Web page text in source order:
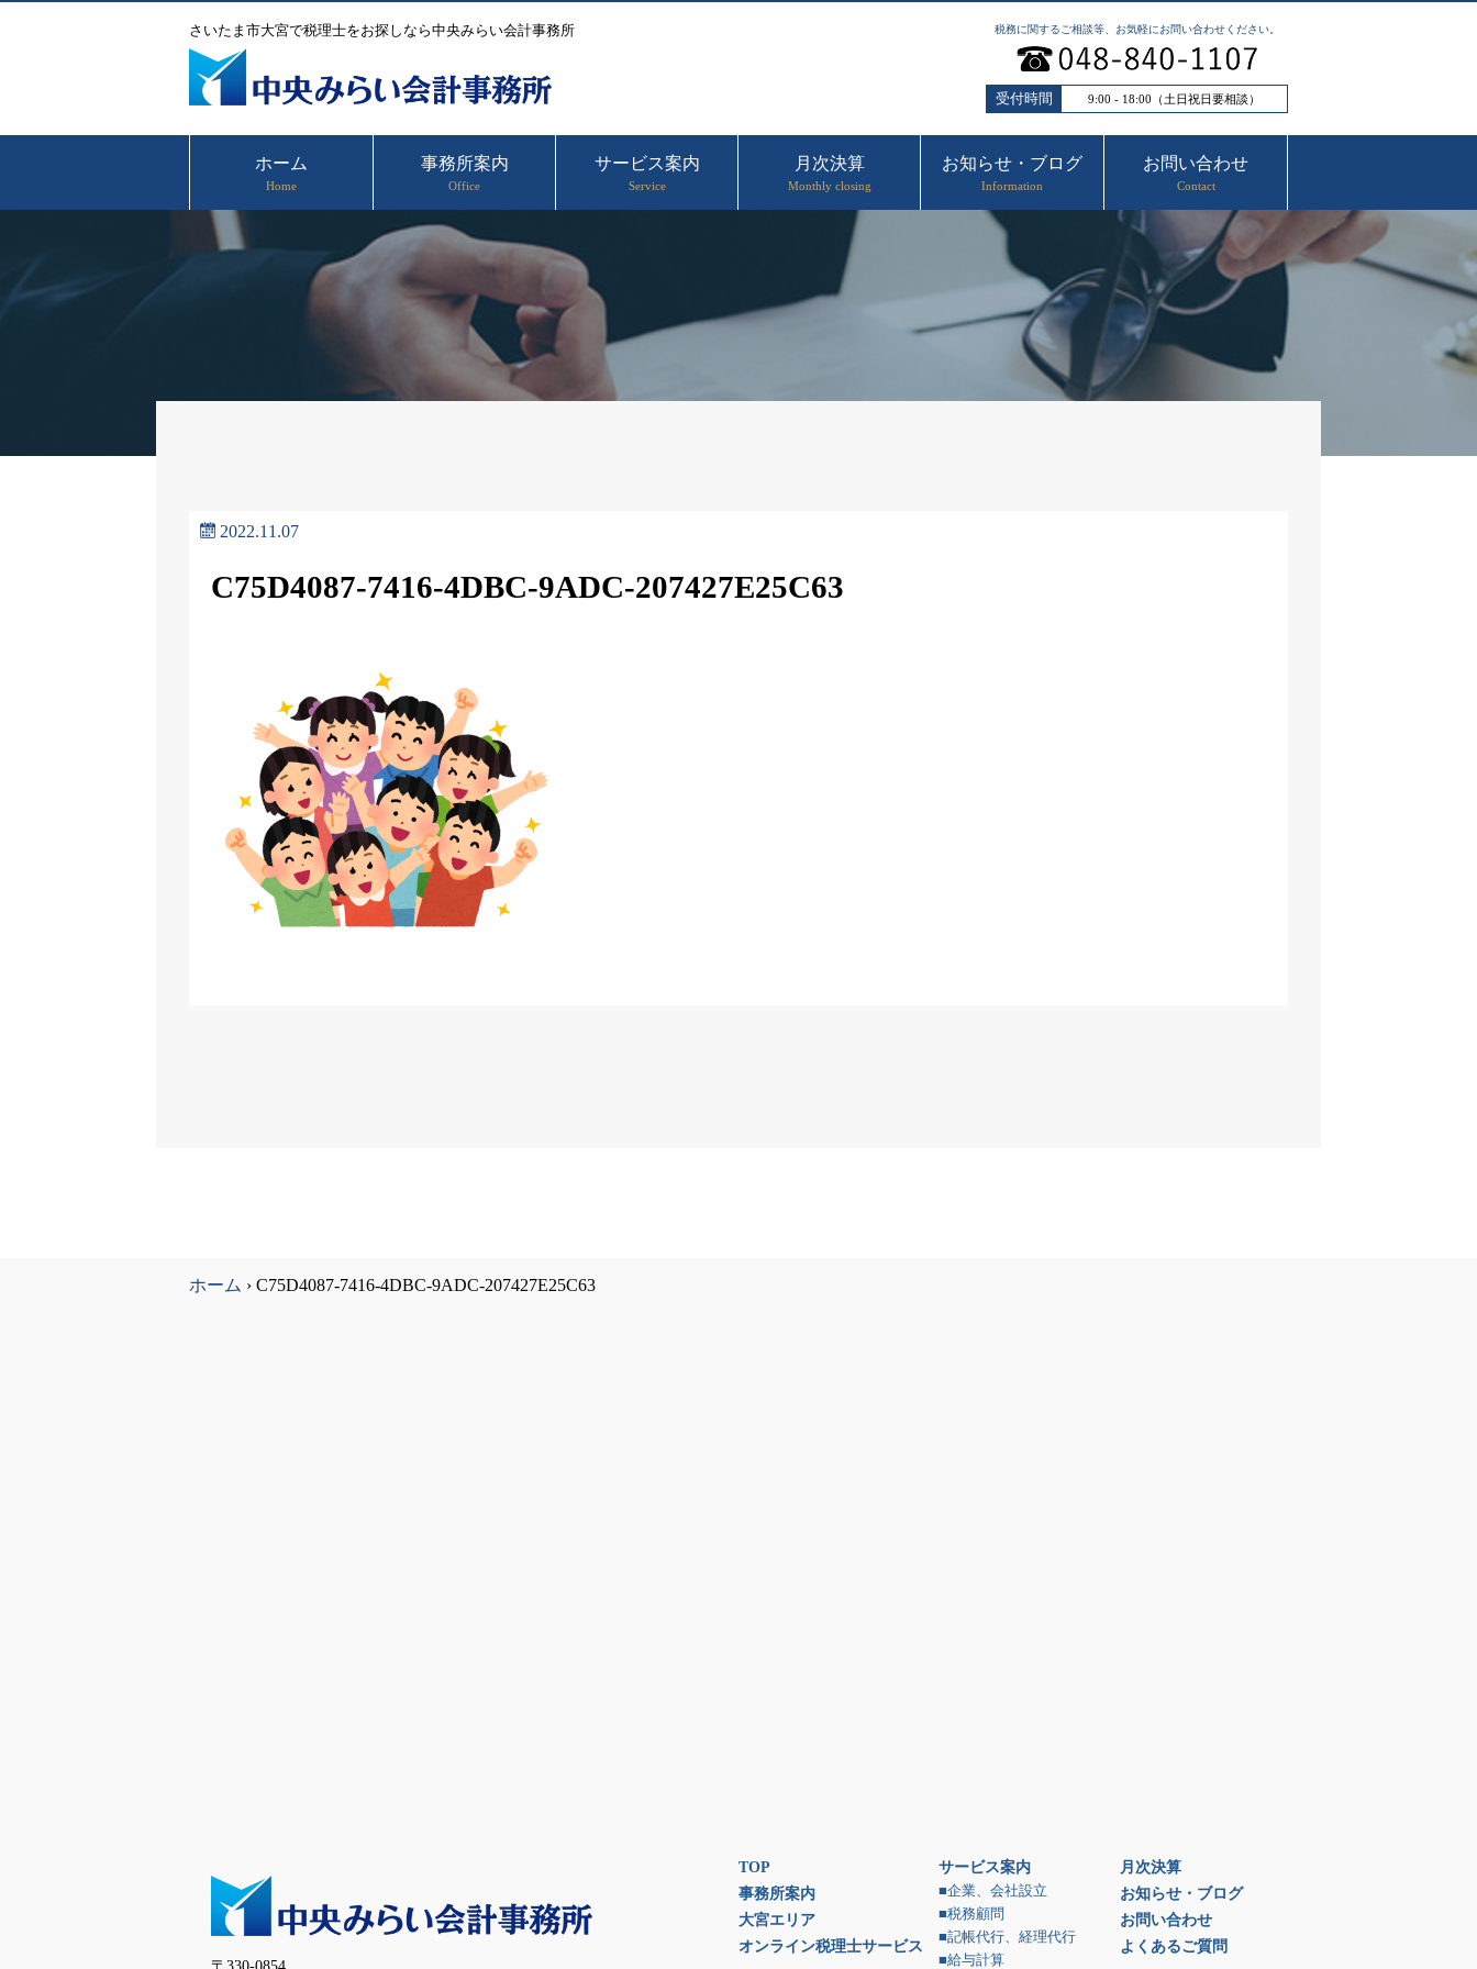
さいたま市大宮で税理士をお探しなら中央みらい会計事務所 税務に関するご相談等、お気軽にお問い合わせください。
受付時間 9:00 - 18:00（土日祝日要相談）
ホーム
Home
事務所案内
Office
サービス案内
Service
月次決算
Monthly closing
お知らせ・ブログ
Information
お問い合わせ
Contact
2022.11.07
C75D4087-7416-4DBC-9ADC-207427E25C63
ホーム › C75D4087-7416-4DBC-9ADC-207427E25C63
TOP
事務所案内
大宮エリア
オンライン税理士サービス
サービス案内
■企業、会社設立
■税務顧問
■記帳代行、経理代行
■給与計算
月次決算
お知らせ・ブログ
お問い合わせ
よくあるご質問